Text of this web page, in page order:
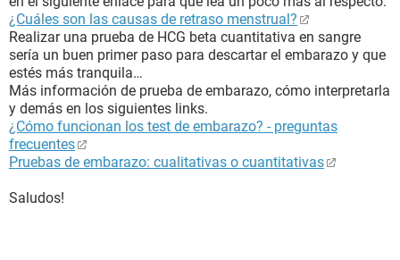
¿Cuáles son las causas de retraso menstrual?
Realizar una prueba de HCG beta cuantitativa en sangre
sería un buen primer paso para descartar el embarazo y que
estés más tranquila…
Más información de prueba de embarazo, cómo interpretarla
y demás en los siguientes links.
¿Cómo funcionan los test de embarazo? - preguntas
frecuentes
Pruebas de embarazo: cualitativas o cuantitativas
Saludos!